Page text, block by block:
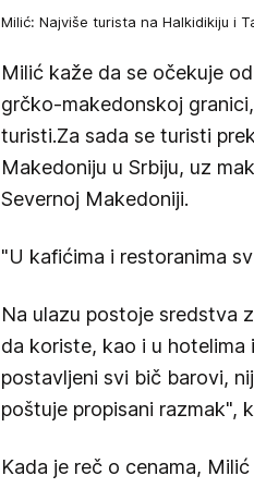
Milić: Najviše turista na Halkidikiju i
Milić kaže da se očekuje
grčko-makedonskoj
turisti.Za sada se turisti
Makedoniju u Srbiju, uz
Severnoj Makedoniji.
"U kafićima i restoranima
Na ulazu postoje sredstva
da koriste, kao i u hotelima
postavljeni svi bič barovi,
poštuje propisani razmak",
Kada je reč o cenama,